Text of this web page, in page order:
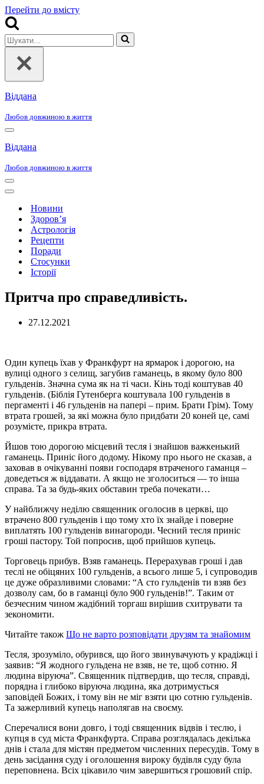
Перейти до вмісту
Шукати...
Віддана
Любов довжиною в життя
Меню
навігації
Віддана
Любов довжиною в життя
Меню
навігації
Меню
навігаціїНовини
Здоров’я
Астрологія
Рецепти
Поради
Стосунки
Історії
Притча про справедливість.
27.12.2021
Один купець їхав у Франкфурт на ярмарок і дорогою, на
вулиці одного з селищ, загубив гаманець, в якому було 800
гульденів. Значна сума як на ті часи. Кінь тоді коштував 40
гульденів. (Біблія Гутенберга коштувала 100 гульденів в
пергаменті і 46 гульденів на папері – прим. Брати Грім). Тому
втрата грошей, за які можна було придбати 20 коней це, самі
розумієте, прикра втрата.
Йшов тою дорогою місцевий тесля і знайшов важкенький
гаманець. Приніс його додому. Нікому про нього не сказав, а
заховав в очікуванні появи господаря втраченого гаманця –
доведеться ж віддавати. А якщо не зголоситься — то інша
справа. Та за будь-яких обставин треба почекати…
У найближчу неділю священник оголосив в церкві, що
втрачено 800 гульденів і що тому хто їх знайде і поверне
виплатять 100 гульденів винагороди. Чесний тесля приніс
гроші пастору. Той попросив, щоб прийшов купець.
Торговець прибув. Взяв гаманець. Перерахував гроші і дав
теслі не обіцяних 100 гульденів, а всього лише 5, і супроводив
це дуже образливими словами: “А сто гульденів ти взяв без
дозволу сам, бо в гаманці було 900 гульденів!”. Таким от
безчесним чином жадібний торгаш вирішив схитрувати та
зекономити.
Читайте також Що не варто розповідати друзям та знайомим
Тесля, зрозуміло, обурився, що його звинувачують у крадіжці і
заявив: “Я жодного гульдена не взяв, не те, щоб сотню. Я
людина віруюча”. Священник підтвердив, що тесля, справді,
порядна і глибоко віруюча людина, яка дотримується
заповідей Божих, і тому він не міг взяти цю сотню гульденів.
Та зажерливий купець наполягав на своєму.
Сперечалися вони довго, і тоді священник відвів і теслю, і
купця в суд міста Франкфурта. Справа розглядалась декілька
днів і стала для містян предметом численних пересудів. Тому в
день засідання суду і оголошення вироку будівля суду була
переповнена. Всіх цікавило чим завершиться грошовий спір.